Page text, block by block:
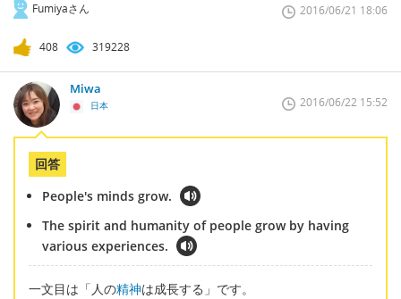
Fumiyaさん 2016/06/21 18:06
408 319228
Miwa
日本 2016/06/22 15:52
回答
People's minds grow.
The spirit and humanity of people grow by having
various experiences.
一文目は「人の精神は成長する」です。